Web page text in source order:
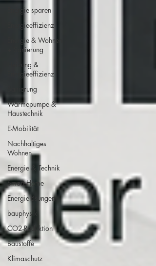
Energie sparen
Energieeffizienz
Energie & Wohnen
+ Sanierung
Heizung &
Energieeffizienz
Sanierung
Wärmepumpe &
Haustechnik
E-Mobilität
Nachhaltiges
Wohnen
Energie & Technik
Smart Home
Energielösungen
bauphysik
CO2-Reduktion
Baustoffe
Klimaschutz